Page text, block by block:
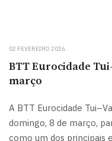
02 FEVEREIRO 2026
BTT Eurocidade
março
A BTT Eurocidade
domingo, 8 de março,
como um dos principais